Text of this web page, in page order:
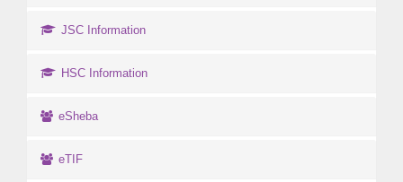
JSC Information
HSC Information
eSheba
eTIF